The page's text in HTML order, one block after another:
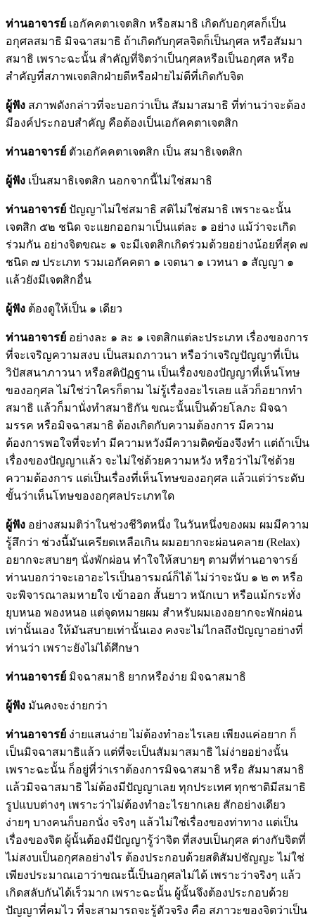
ท่านอาจารย์ เอกัคคตาเจตสิก หรือสมาธิ เกิดกับอกุศลก็เป็น
อกุศลสมาธิ มิจฉาสมาธิ ถ้าเกิดกับกุศลจิตก็เป็นกุศล หรือสัมมา
สมาธิ เพราะฉะนั้น สำคัญที่จิตว่าเป็นกุศลหรือเป็นอกุศล หรือ
สำคัญที่สภาพเจตสิกฝ่ายดีหรือฝ่ายไม่ดีที่เกิดกับจิต
ผู้ฟัง สภาพดังกล่าวที่จะบอกว่าเป็น สัมมาสมาธิ ที่ท่านว่าจะต้อง
มีองค์ประกอบสำคัญ คือต้องเป็นเอกัคคตาเจตสิก
ท่านอาจารย์ ตัวเอกัคคตาเจตสิก เป็น สมาธิเจตสิก
ผู้ฟัง เป็นสมาธิเจตสิก นอกจากนี้ไม่ใช่สมาธิ
ท่านอาจารย์ ปัญญาไม่ใช่สมาธิ สติไม่ใช่สมาธิ เพราะฉะนั้น
เจตสิก ๕๒ ชนิด จะแยกออกมาเป็นแต่ละ ๑ อย่าง แม้ว่าจะเกิด
ร่วมกัน อย่างจิตขณะ ๑ จะมีเจตสิกเกิดร่วมด้วยอย่างน้อยที่สุด ๗
ชนิด ๗ ประเภท รวมเอกัคคตา ๑ เจตนา ๑ เวทนา ๑ สัญญา ๑
แล้วยังมีเจตสิกอื่น
ผู้ฟัง ต้องดูให้เป็น ๑ เดียว
ท่านอาจารย์ อย่างละ ๑ ละ ๑ เจตสิกแต่ละประเภท เรื่องของการ
ที่จะเจริญความสงบ เป็นสมถภาวนา หรือว่าเจริญปัญญาที่เป็น
วิปัสสนาภาวนา หรือสติปัฏฐาน เป็นเรื่องของปัญญาที่เห็นโทษ
ของอกุศล ไม่ใช่ว่าใครก็ตาม ไม่รู้เรื่องอะไรเลย แล้วก็อยากทำ
สมาธิ แล้วก็มานั่งทำสมาธิกัน ขณะนั้นเป็นด้วยโลภะ มิจฉา
มรรค หรือมิจฉาสมาธิ ต้องเกิดกับความต้องการ มีความ
ต้องการพอใจที่จะทำ มีความหวังมีความติดข้องจึงทำ แต่ถ้าเป็น
เรื่องของปัญญาแล้ว จะไม่ใช่ด้วยความหวัง หรือว่าไม่ใช่ด้วย
ความต้องการ แต่เป็นเรื่องที่เห็นโทษของอกุศล แล้วแต่ว่าระดับ
ขั้นว่าเห็นโทษของอกุศลประเภทใด
ผู้ฟัง อย่างสมมติว่าในช่วงชีวิตหนึ่ง ในวันหนึ่งของผม ผมมีความ
รู้สึกว่า ช่วงนี้มันเครียดเหลือเกิน ผมอยากจะผ่อนคลาย (Relax)
อยากจะสบายๆ นั่งพักผ่อน ทำใจให้สบายๆ ตามที่ท่านอาจารย์
ท่านบอกว่าจะเอาอะไรเป็นอารมณ์ก็ได้ ไม่ว่าจะนับ ๑ ๒ ๓ หรือ
จะพิจารณาลมหายใจ เข้าออก สั้นยาว หนักเบา หรือแม้กระทั่ง
ยุบหนอ พองหนอ แต่จุดหมายผม สำหรับผมเองอยากจะพักผ่อน
เท่านั้นเอง ให้มันสบายเท่านั้นเอง คงจะไม่ไกลถึงปัญญาอย่างที่
ท่านว่า เพราะยังไม่ได้ศึกษา
ท่านอาจารย์ มิจฉาสมาธิ ยากหรือง่าย มิจฉาสมาธิ
ผู้ฟัง มันคงจะง่ายกว่า
ท่านอาจารย์ ง่ายแสนง่าย ไม่ต้องทำอะไรเลย เพียงแค่อยาก ก็
เป็นมิจฉาสมาธิแล้ว แต่ที่จะเป็นสัมมาสมาธิ ไม่ง่ายอย่างนั้น
เพราะฉะนั้น ก็อยู่ที่ว่าเราต้องการมิจฉาสมาธิ หรือ สัมมาสมาธิ
แล้วมิจฉาสมาธิ ไม่ต้องมีปัญญาเลย ทุกประเทศ ทุกชาติมีสมาธิ
รูปแบบต่างๆ เพราะว่าไม่ต้องทำอะไรยากเลย สักอย่างเดียว
ง่ายๆ บางคนก็บอกนั่ง จริงๆ แล้วไม่ใช่เรื่องของท่าทาง แต่เป็น
เรื่องของจิต ผู้นั้นต้องมีปัญญารู้ว่าจิต ที่สงบเป็นกุศล ต่างกับจิตที่
ไม่สงบเป็นอกุศลอย่างไร ต้องประกอบด้วยสติสัมปชัญญะ ไม่ใช่
เพียงประมาณเอาว่าขณะนี้เป็นอกุศลไม่ได้ เพราะว่าจริงๆ แล้ว
เกิดสลับกันได้เร็วมาก เพราะฉะนั้น ผู้นั้นจึงต้องประกอบด้วย
ปัญญาที่คมไว ที่จะสามารถจะรู้ตัวจริง คือ สภาวะของจิตว่าเป็น